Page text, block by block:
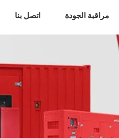
مراقبة الجودة اتصل بنا